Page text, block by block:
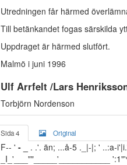
Utredningen får härmed
Till betänkandet fogas särskilda
Uppdraget är härmed slutfört.
Malmö i juni 1996
Ulf Arrfelt /Lars
Torbjörn Nordenson
Sida 4 Original
F-- ' - _ . .'. än; ...å-5 ._|-|; ' ..:a-
_I_'___""_____'___________